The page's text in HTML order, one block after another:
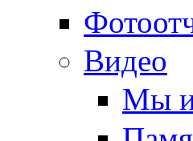
Видео
Мы